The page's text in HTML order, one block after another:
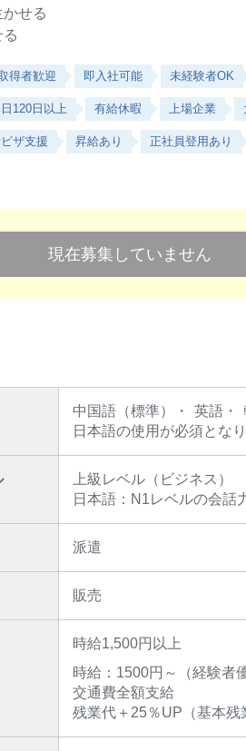
かせる
る
得者歓迎 即入社可能 未経験者OK
120日以上 有給休暇 上場企業
ザ支援 昇給あり 正社員登用あり
現在募集していません
中国語（標準） 英語
日本語の使用が必須となり
上級レベル（ビジネス）
日本語：N1レベルの会話
派遣
販売
時給1,500円以上
時給：1500円～（経験者
交通費全額支給
残業代＋25％UP（基本残